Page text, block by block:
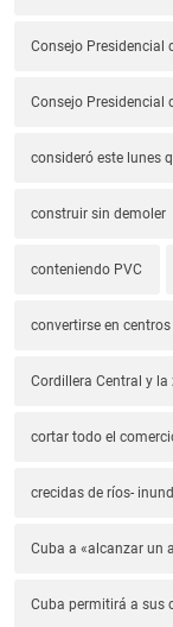
Consejo Presidencial
Consejo Presidencial
consideró este lunes
construir sin demoler
conteniendo PVC
convertirse en centros
Cordillera Central y
cortar todo el
crecidas de ríos-
Cuba a «alcanzar un
Cuba permitirá a sus